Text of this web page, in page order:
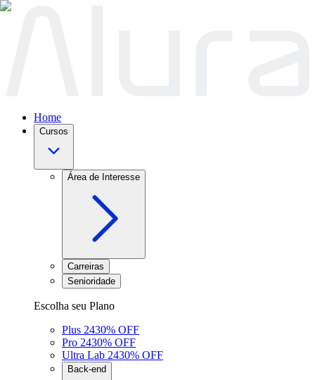
Home
Cursos
Área de Interesse
Carreiras
Senioridade
Escolha seu Plano
Plus 2430% OFF
Pro 2430% OFF
Ultra Lab 2430% OFF
Back-end